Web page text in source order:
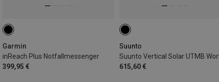
Garmin
inReach Plus Notfallmessenger
399,95 €
Suunto
615,60 €